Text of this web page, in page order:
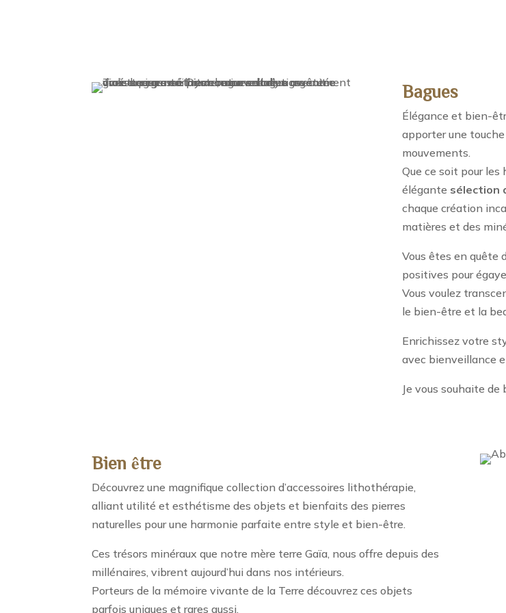
Bagues
Élégance et bien-
apporter une
mouvements.
Que ce soit pour les
élégante sélection
chaque création
matières et des
Vous êtes en quête
positives pour
Vous voulez
le bien-être et la
Enrichissez votre
avec bienveillance
Je vous souhaite
Bien être
Découvrez une magnifique collection d’accessoires lithothérapie,
alliant utilité et esthétisme des objets et bienfaits des pierres
naturelles pour une harmonie parfaite entre style et bien-être.
Ces trésors minéraux que notre mère terre Gaïa, nous offre depuis des
millénaires, vibrent aujourd’hui dans nos intérieurs.
Porteurs de la mémoire vivante de la Terre découvrez ces objets
parfois uniques et rares aussi.